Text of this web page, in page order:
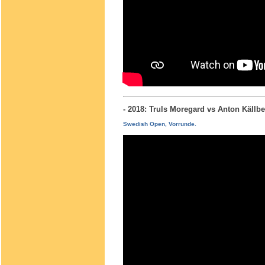
- 2018: Truls Moregard vs Anton
Swedish Open, Vorrunde.